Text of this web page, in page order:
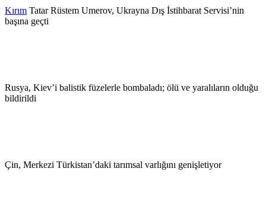
Kırım Tatar Rüstem Umerov, Ukrayna Dış İstihbarat Servisi’nin
başına geçti
Rusya, Kiev’i balistik füzelerle bombaladı; ölü ve yaralıların olduğu
bildirildi
Çin, Merkezi Türkistan’daki tarımsal varlığını genişletiyor